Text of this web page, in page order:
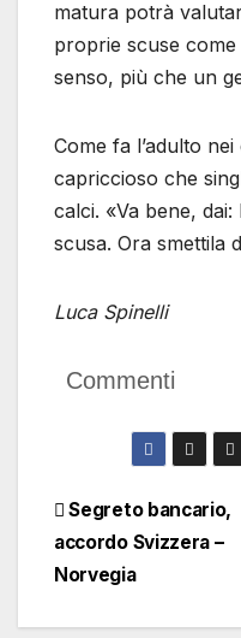
matura potrà
proprie scuse
senso, più che un
Come fa l’adulto
capriccioso che
calci. «Va bene,
scusa. Ora smettila
Luca Spinelli
Commenti
articoli
Segreto bancario,
accordo Svizzera –
Norvegia